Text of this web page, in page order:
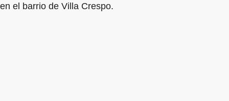
en el barrio de Villa Crespo.